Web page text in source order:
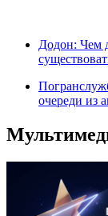
Додон: Чем
очереди из